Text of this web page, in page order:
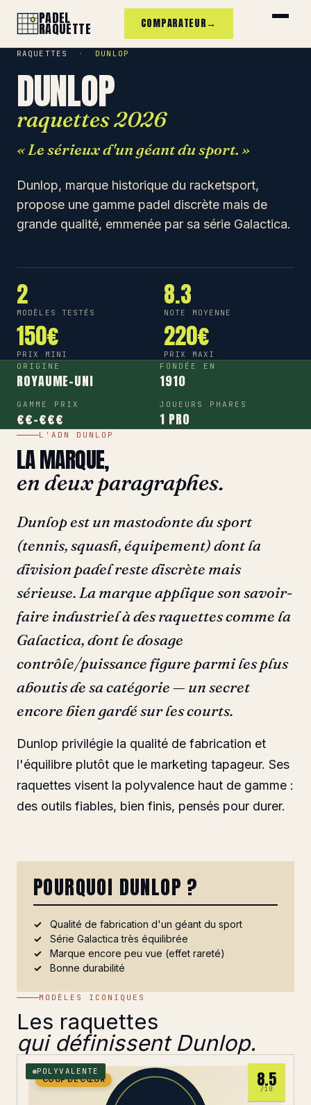
PADEL
RAQUETTE COMPARATEUR→
RAQUETTES · DUNLOP
DUNLOP
raquettes 2026
« Le sérieux d'un géant du sport. »
Dunlop, marque historique du racketsport,
propose une gamme padel discrète mais de
grande qualité, emmenée par sa série Galactica.
2
MODÈLES TESTÉS
8.3
NOTE MOYENNE
150€
PRIX MINI
220€
PRIX MAXI
ORIGINE
ROYAUME-UNI
FONDÉE EN
1910
GAMME PRIX
€€-€€€
JOUEURS PHARES
1 PRO
L'ADN DUNLOP
LA MARQUE,
en deux paragraphes.
Dunlop est un mastodonte du sport
(tennis, squash, équipement) dont la
division padel reste discrète mais
sérieuse. La marque applique son savoir-
faire industriel à des raquettes comme la
Galactica, dont le dosage
contrôle/puissance figure parmi les plus
aboutis de sa catégorie — un secret
encore bien gardé sur les courts.
Dunlop privilégie la qualité de fabrication et
l'équilibre plutôt que le marketing tapageur. Ses
raquettes visent la polyvalence haut de gamme :
des outils fiables, bien finis, pensés pour durer.
POURQUOI DUNLOP ?
Qualité de fabrication d'un géant du sport
Série Galactica très équilibrée
Marque encore peu vue (effet rareté)
Bonne durabilité
MODÈLES ICONIQUES
Les raquettes
qui définissent Dunlop.
COUP DE CŒUR
POLYVALENTE 8.5
/10